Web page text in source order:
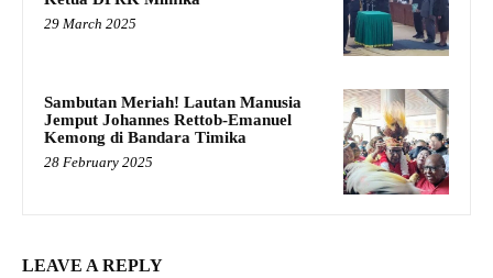
29 March 2025
Sambutan Meriah! Lautan Manusia
Jemput Johannes Rettob-Emanuel
Kemong di Bandara Timika
28 February 2025
LEAVE A REPLY